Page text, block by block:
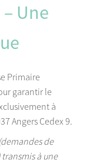
Une
Primaire
garantir le
à
Angers Cedex 9.
de
à une